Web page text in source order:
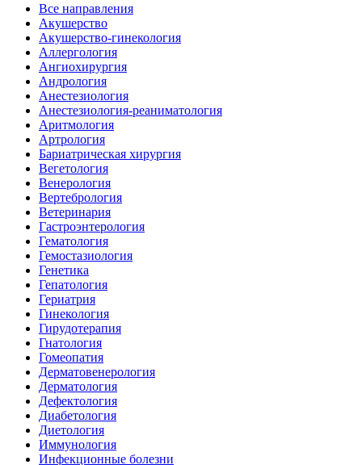
Все направления
Акушерство
Акушерство-гинекология
Аллергология
Ангиохирургия
Андрология
Анестезиология
Анестезиология-реаниматология
Аритмология
Артрология
Бариатрическая хирургия
Вегетология
Венерология
Вертебрология
Ветеринария
Гастроэнтерология
Гематология
Гемостазиология
Генетика
Гепатология
Гериатрия
Гинекология
Гирудотерапия
Гнатология
Гомеопатия
Дерматовенерология
Дерматология
Дефектология
Диабетология
Диетология
Иммунология
Инфекционные болезни